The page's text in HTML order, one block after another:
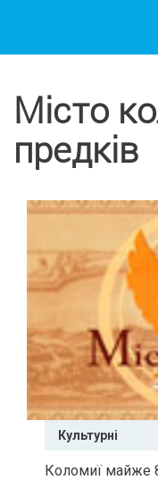
Місто
предків
Культурні
Коломиї майже